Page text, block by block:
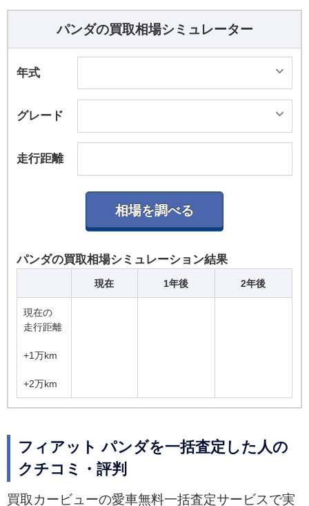
パンダの買取相場シミュレーター
年式
グレード
走行距離
パンダの買取相場シミュレーション結果
現在 1年後 2年後
現在の
走行距離
+1万km
+2万km
フィアット パンダを一括査定した人の
クチコミ・評判
買取カービューの愛車無料一括査定サービスで実